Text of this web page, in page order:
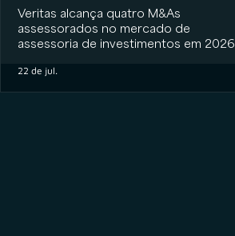
Veritas alcança quatro M&As
assessorados no mercado de
assessoria de investimentos em 2026
22 de jul.